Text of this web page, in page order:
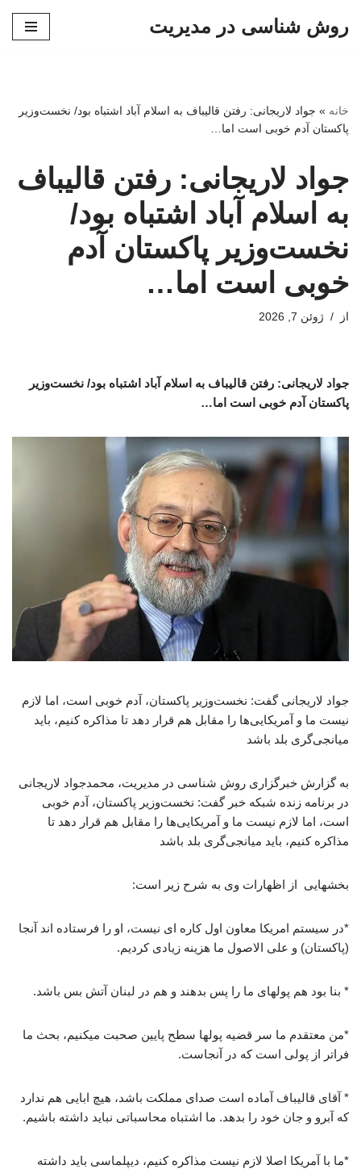
روش شناسی در مدیریت
خانه » جواد لاریجانی: رفتن قالیباف به اسلام آباد اشتباه بود/ نخست‌وزیر
پاکستان آدم خوبی است اما…
جواد لاریجانی: رفتن قالیباف
به اسلام آباد اشتباه بود/
نخست‌وزیر پاکستان آدم
خوبی است اما…
از ژوئن 7, 2026
جواد لاریجانی: رفتن قالیباف به اسلام آباد اشتباه بود/ نخست‌وزیر
پاکستان آدم خوبی است اما…
جواد لاریجانی گفت: نخست‌وزیر پاکستان، آدم خوبی است، اما لازم
نیست ما و آمریکایی‌ها را مقابل هم قرار دهد تا مذاکره کنیم، باید
میانجی‌گری بلد باشد
به گزارش خبرگزاری روش شناسی در مدیریت، محمدجواد لاریجانی
در برنامه زنده شبکه خبر گفت: نخست‌وزیر پاکستان، آدم خوبی
است، اما لازم نیست ما و آمریکایی‌ها را مقابل هم قرار دهد تا
مذاکره کنیم، باید میانجی‌گری بلد باشد
بخشهایی از اظهارات وی به شرح زیر است:
*در سیستم امریکا معاون اول کاره ای نیست، او را فرستاده اند آنجا
(پاکستان) و علی الاصول ما هزینه زیادی کردیم.
* بنا بود هم پولهای ما را پس بدهند و هم در لبنان آتش بس باشد.
*من معتقدم ما سر قضیه پولها سطح پایین صحبت میکنیم، بحث ما
فراتر از پولی است که در آنجاست.
* آقای قالیباف آماده است صدای مملکت باشد، هیچ ابایی هم ندارد
که آبرو و جان خود را بدهد. ما اشتباه محاسباتی نباید داشته باشیم.
*ما با آمریکا اصلا لازم نیست مذاکره کنیم، دیپلماسی باید داشته